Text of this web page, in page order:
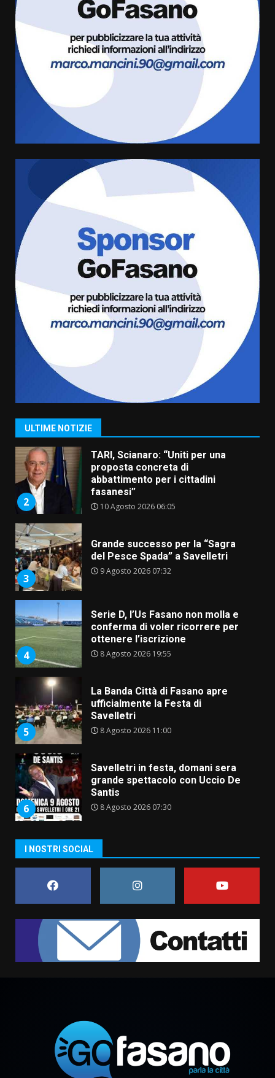
ULTIME NOTIZIE
Grande successo per la “Sagra
del Pesce Spada” a Savelletri
9 Agosto 2026 07:32
Serie D, l’Us Fasano non molla e
conferma di voler ricorrere per
ottenere l’iscrizione
ufficialmente la Festa di
Savelletri
8 Agosto 2026 11:00
Savelletri in festa, domani sera
grande spettacolo con Uccio De
Santis
8 Agosto 2026 07:30
Politiche Giovanili e Mobilità
Sostenibile: premiati gli studenti
universitari del bando “La strada
giusta”
8 Agosto 2026 07:15
1
Savelletri in festa, pienone sul
porto per Uccio De Santis: la
voce di Antonella Losavio
2
TARI, Scianaro: “Uniti per una
proposta concreta di
abbattimento per i cittadini
fasanesi”
10 Agosto 2026 06:05
3
Grande successo per la “Sagra
del Pesce Spada” a Savelletri
9 Agosto 2026 07:32
4
Serie D, l’Us Fasano non molla e
conferma di voler ricorrere per
ottenere l’iscrizione
8 Agosto 2026 19:55
5
La Banda Città di Fasano apre
ufficialmente la Festa di
Savelletri
8 Agosto 2026 11:00
6
Savelletri in festa, domani sera
grande spettacolo con Uccio De
Santis
8 Agosto 2026 07:30
Politiche Giovanili e Mobilità
Sostenibile: premiati gli studenti
8 Agosto 2026 07:15
1
porto per Uccio De Santis: la
voce di Antonella Losavio
incanta la piazza
fasanesi”
10 Agosto 2026 06:05
I NOSTRI SOCIAL